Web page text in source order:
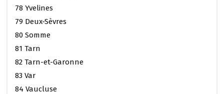
78 Yvelines
79 Deux-Sèvres
80 Somme
81 Tarn
82 Tarn-et-Garonne
83 Var
84 Vaucluse